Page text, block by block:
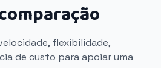
flexibilidade,
de custo para apoiar uma